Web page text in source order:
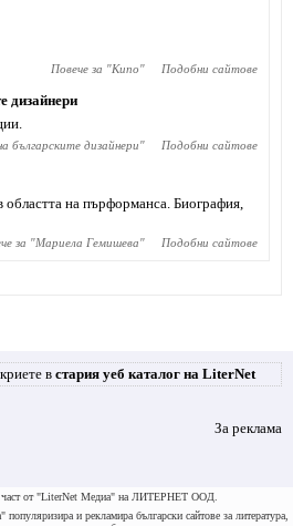
Повече за "Кипо" Подобни сайтове
дизайнери
българските дизайнери" Подобни сайтове
на пърформанса. Биография,
за "Мариела Гемишева" Подобни сайтове
в стария уеб каталог на LiterNet
За реклама
част от "LiterNet Медиа" на ЛИТЕРНЕТ ООД.
и рекламира български сайтове за литература,